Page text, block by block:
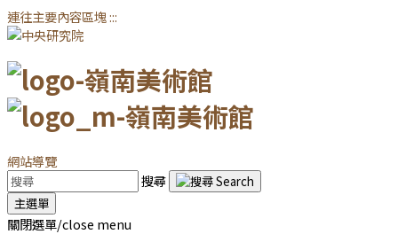
連往主要內容區塊:::
網站導覽
搜尋
主選單
關閉選單/close menu